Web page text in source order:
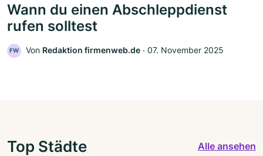
Wann du einen Abschleppdienst
rufen solltest
FW Von Redaktion firmenweb.de ‧ 07. November 2025
Top Städte Alle ansehen